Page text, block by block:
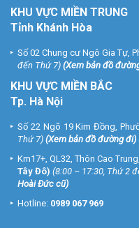
KHU VỰC MIỀN TRUNG
Tỉnh Khánh Hòa
Số 02 Chung cư Ngô Gia Tự,
đến Thứ 7) (Xem bản đồ
KHU VỰC MIỀN BẮC
Tp. Hà Nội
Số 22 Ngõ 19 Kim Đồng,
Thứ 7) (Xem bản đồ đường đi)
Km17+, QL32, Thôn Cao
Tây Đô) (8:00 – 17:30, Thứ 2
Hoài Đức cũ)
Hotline: 0989 067 969